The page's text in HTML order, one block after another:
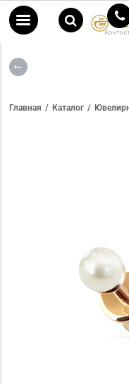
Главная Каталог